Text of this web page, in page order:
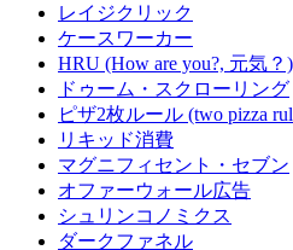
レイジクリック
ケースワーカー
HRU (How are you?, 元気？)
ドゥーム・スクローリング
ピザ2枚ルール (two pizza
リキッド消費
マグニフィセント・セブン
オファーウォール広告
シュリンコノミクス
ダークファネル